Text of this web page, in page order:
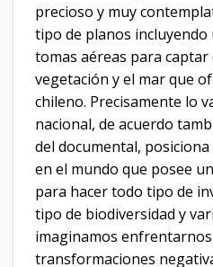
precioso y muy
tipo de planos incluyendo
tomas aéreas para
vegetación y el mar que
chileno. Precisamente lo
nacional, de acuerdo
del documental,
en el mundo que posee
para hacer todo tipo de
tipo de biodiversidad y
imaginamos enfrentarnos
transformaciones